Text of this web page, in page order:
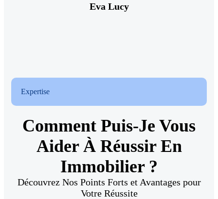
Eva Lucy
Expertise
Comment Puis-Je Vous
Aider À Réussir En
Immobilier ?
Découvrez Nos Points Forts et Avantages pour
Votre Réussite